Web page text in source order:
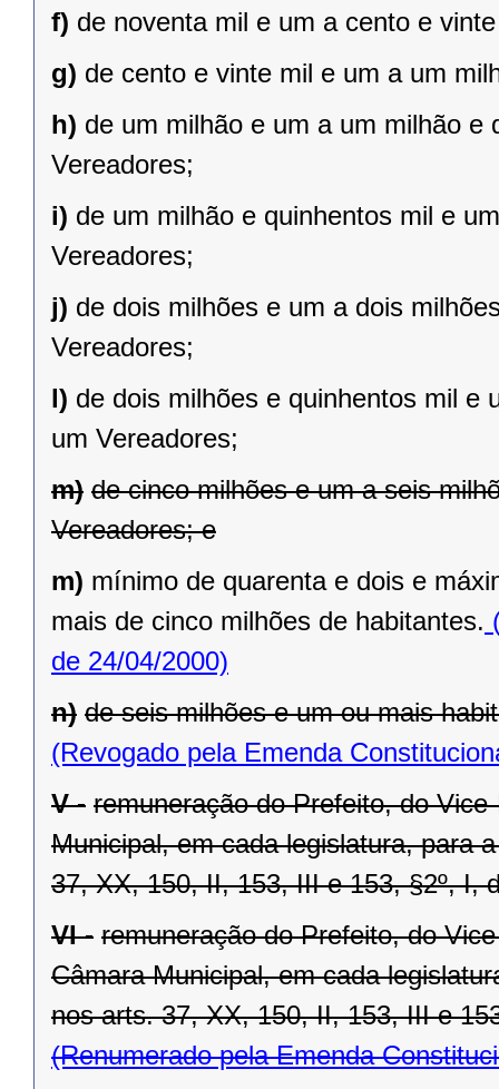
f) de noventa mil e um a cento e
g) de cento e vinte mil e um a um
h) de um milhão e um a um milhão e
Vereadores;
i) de um milhão e quinhentos mil e
Vereadores;
j) de dois milhões e um a dois
Vereadores;
l) de dois milhões e quinhentos mil e
um Vereadores;
m) de cinco milhões e um a seis
Vereadores; e
m) mínimo de quarenta e dois e
mais de cinco milhões de habitantes.
de 24/04/2000)
n) de seis milhões e um ou mais
(Revogado pela Emenda
V - remuneração do Prefeito, do
Municipal, em cada legislatura, para
37, XX, 150, II, 153, III e 153, §2º, I,
VI - remuneração do Prefeito, do
Câmara Municipal, em cada
nos arts. 37, XX, 150, II, 153, III e
(Renumerado pela Emenda